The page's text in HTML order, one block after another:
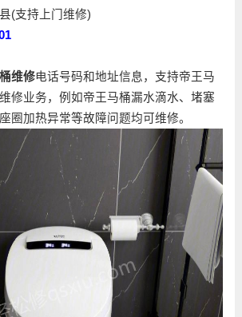
(支持上门维修)
维修电话号码和地址信息，支持帝王马
修业务，例如帝王马桶漏水滴水、堵塞
圈加热异常等故障问题均可维修。